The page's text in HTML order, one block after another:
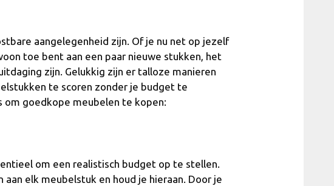
aangelegenheid zijn. Of je nu net op jezelf
toe bent aan een paar nieuwe stukken, het
zijn. Gelukkig zijn er talloze manieren
te scoren zonder je budget te
om goedkope meubelen te kopen:
om een realistisch budget op te stellen.
elk meubelstuk en houd je hieraan. Door je